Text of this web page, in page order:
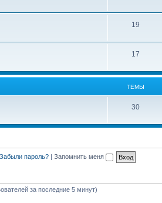
19
17
ТЕМЫ
30
Забыли пароль? | Запомнить меня
за последние 5 минут)